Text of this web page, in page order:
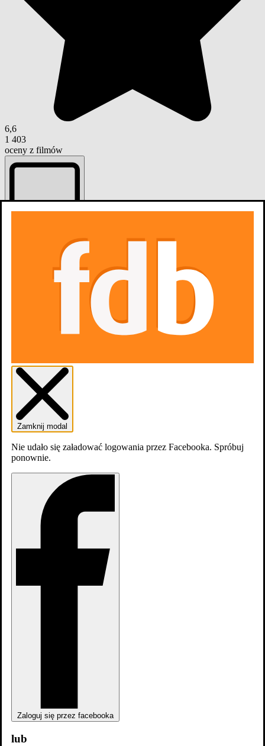
6,6
1 403
oceny z filmów
Listy
Zdjęcia
Zamknij modal
Nie udało się załadować logowania przez Facebooka. Spróbuj
ponownie.
Zaloguj się przez facebooka
lub